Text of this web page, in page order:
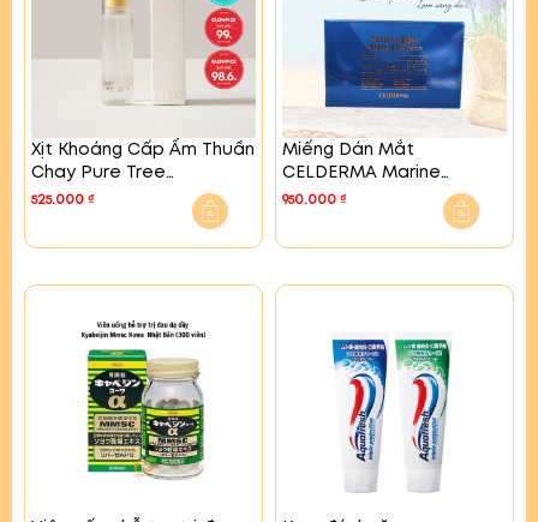
Xịt Khoáng Cấp Ẩm Thuần
Chay Pure Tree
MOISTPEAR™ Hydrating
525.000₫
Miếng Dán Mắt
CELDERMA Marine
Collagen Hydrogel Eye
950.000₫